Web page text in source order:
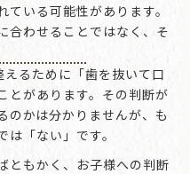
いる可能性があります。
合わせることではなく、そ
るために「歯を抜いて口
とがあります。その判断が
のかは分かりませんが、も
「ない」です。
ともかく、お子様への判断